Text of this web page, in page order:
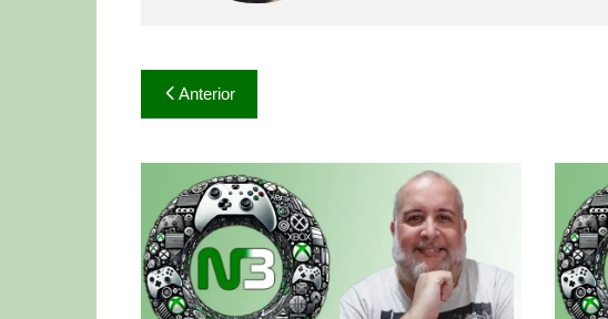
Navegação
de
Post
Anterior